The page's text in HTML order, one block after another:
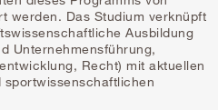
werden. Das Studium verknüpft
Ausbildung
Unternehmensführung,
Recht) mit aktuellen